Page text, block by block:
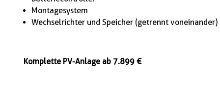
Montagesystem
Wechselrichter und Speicher (getrennt voneinander)
Komplette PV-Anlage ab 7.899 €